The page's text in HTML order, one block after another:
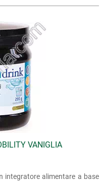
VANIGLIA
integratore alimentare a base